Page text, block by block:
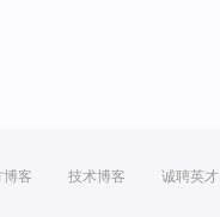
博客 技术博客 诚聘英才